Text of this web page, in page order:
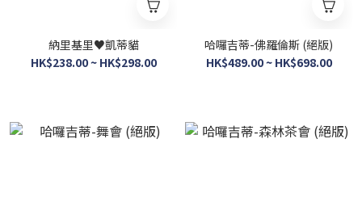
納里基里♥凱蒂貓
HK$238.00 ~ HK$298.00
哈囉吉蒂-佛羅倫斯 (絕版)
HK$489.00 ~ HK$698.00